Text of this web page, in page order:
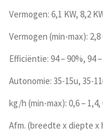
Vermogen: 6,1 KW, 8,2
Vermogen (min-max): 2,8
Efficiëntie: 94 – 90%, 94
Autonomie: 35-15u, 35-
kg/h (min-max): 0,6 – 1,4,
Afm. (breedte x diepte x